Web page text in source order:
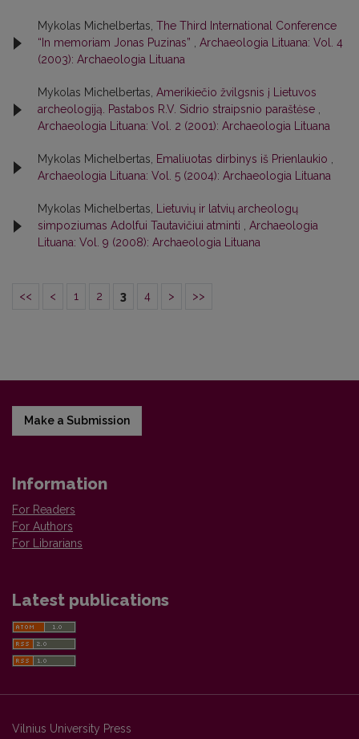
Mykolas Michelbertas, The Third International Conference
“In memoriam Jonas Puzinas”
Archaeologia Lituana: Vol. 4
(2003): Archaeologia Lituana
Mykolas Michelbertas, Amerikiečio žvilgsnis į Lietuvos
archeologiją. Pastabos R.V. Sidrio straipsnio paraštėse
Archaeologia Lituana: Vol. 2 (2001): Archaeologia Lituana
Mykolas Michelbertas, Emaliuotas dirbinys iš Prienlaukio
Archaeologia Lituana: Vol. 5 (2004): Archaeologia Lituana
Mykolas Michelbertas,
Lietuvių ir latvių archeologų
simpoziumas Adolfui Tautavičiui atminti
Archaeologia
Lituana: Vol. 9 (2008): Archaeologia Lituana
<< < 1 2 3 4 > >>
Make a Submission
Information
For Readers
For Authors
For Librarians
Latest publications
Vilnius University Press